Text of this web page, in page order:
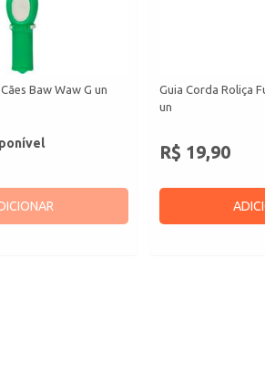
Baw Waw G un
Guia Corda Roliça
un
R$ 19,90